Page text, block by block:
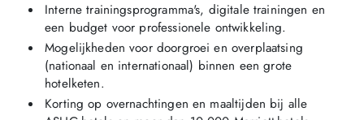
Interne trainingsprogramma's, digitale trainingen en
een budget voor professionele ontwikkeling.
Mogelijkheden voor doorgroei en overplaatsing
(nationaal en internationaal) binnen een grote
hotelketen.
Korting op overnachtingen en maaltijden bij alle